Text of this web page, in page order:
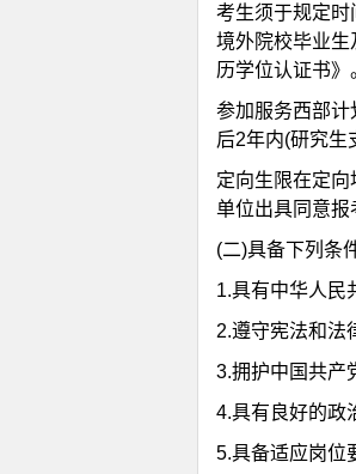
考生须于规定
境外院校毕业
历学位认证书》
参加服务西部计
后2年内(研究生
定向生限在定
单位出具同意报
(二)具备下列条
1.具有中华人民
2.遵守宪法和法
3.拥护中国共产
4.具有良好的政
5.具备适应岗位